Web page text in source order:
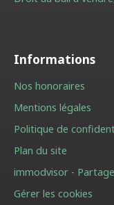
Informations
Nos honoraires
Mentions légales
Politique de
Plan du site
immodvisor -
Gérer les cookies